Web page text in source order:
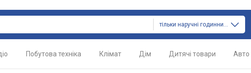
тільки наручні годинники
Побутова техніка Клімат Дім Дитячі товари Авто